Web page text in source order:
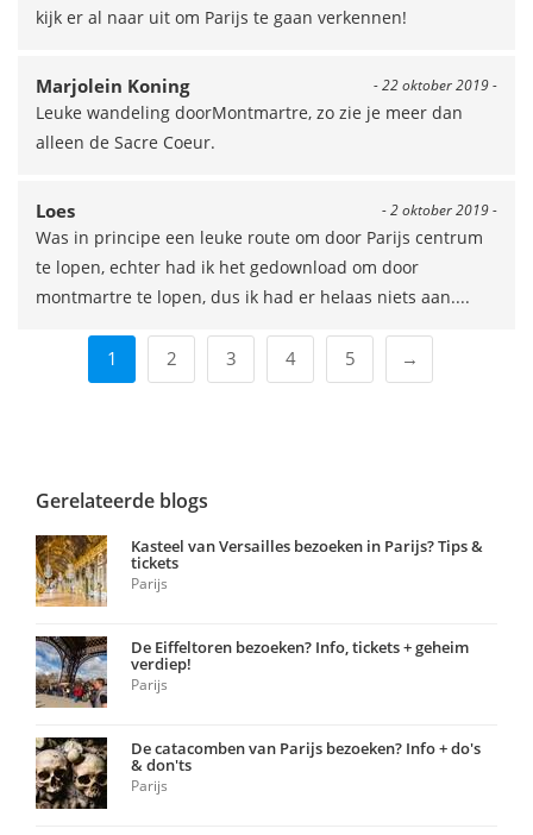
kijk er al naar uit om Parijs te gaan verkennen!
- 22 oktober 2019 -
Marjolein Koning
Leuke wandeling doorMontmartre, zo zie je meer dan
alleen de Sacre Coeur.
- 2 oktober 2019 -
Loes
Was in principe een leuke route om door Parijs centrum
te lopen, echter had ik het gedownload om door
montmartre te lopen, dus ik had er helaas niets aan....
1 2 3 4 5 →
Gerelateerde blogs
Kasteel van Versailles bezoeken in Parijs? Tips &
tickets
Parijs
De Eiffeltoren bezoeken? Info, tickets + geheim
verdiep!
Parijs
De catacomben van Parijs bezoeken? Info + do's
& don'ts
Parijs